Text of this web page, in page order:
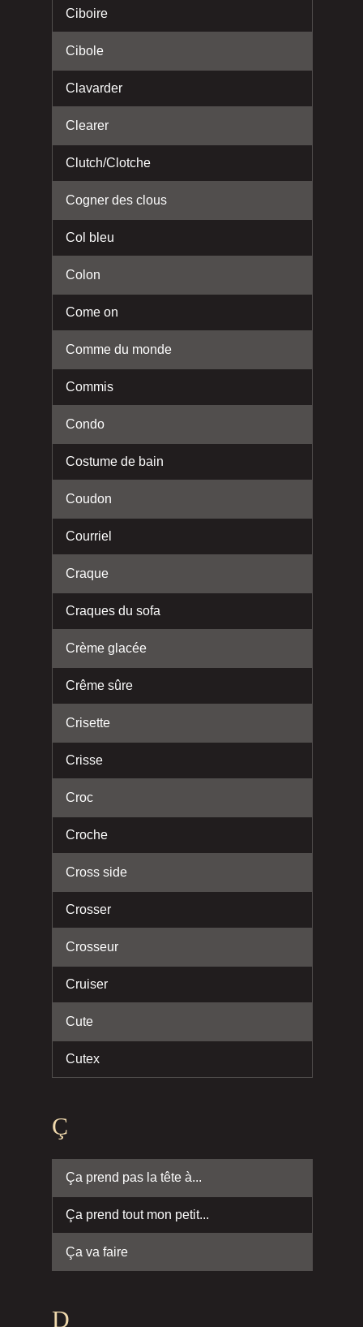
Ciboire
Cibole
Clavarder
Clearer
Clutch/Clotche
Cogner des clous
Col bleu
Colon
Come on
Comme du monde
Commis
Condo
Costume de bain
Coudon
Courriel
Craque
Craques du sofa
Crème glacée
Crême sûre
Crisette
Crisse
Croc
Croche
Cross side
Crosser
Crosseur
Cruiser
Cute
Cutex
Ç
Ça prend pas la tête à...
Ça prend tout mon petit...
Ça va faire
D